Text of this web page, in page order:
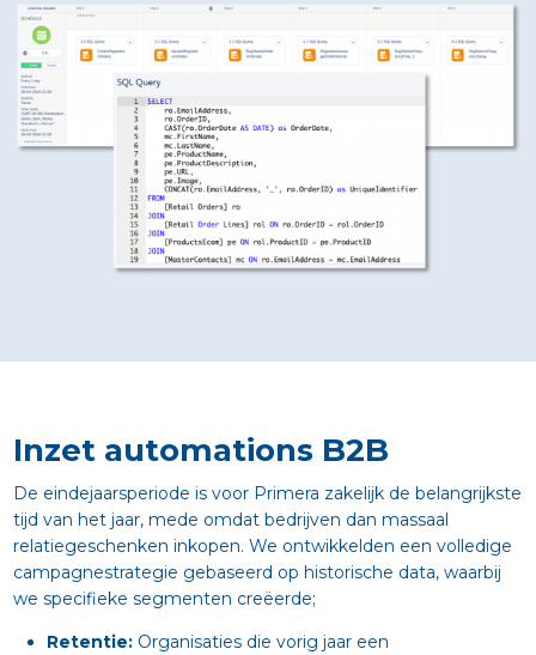
Inzet automations B2B
De eindejaarsperiode is voor Primera zakelijk de belangrijkste
tijd van het jaar, mede omdat bedrijven dan massaal
relatiegeschenken inkopen. We ontwikkelden een volledige
campagnestrategie gebaseerd op historische data, waarbij
we specifieke segmenten creëerde;
Retentie:Organisaties die vorig jaar een